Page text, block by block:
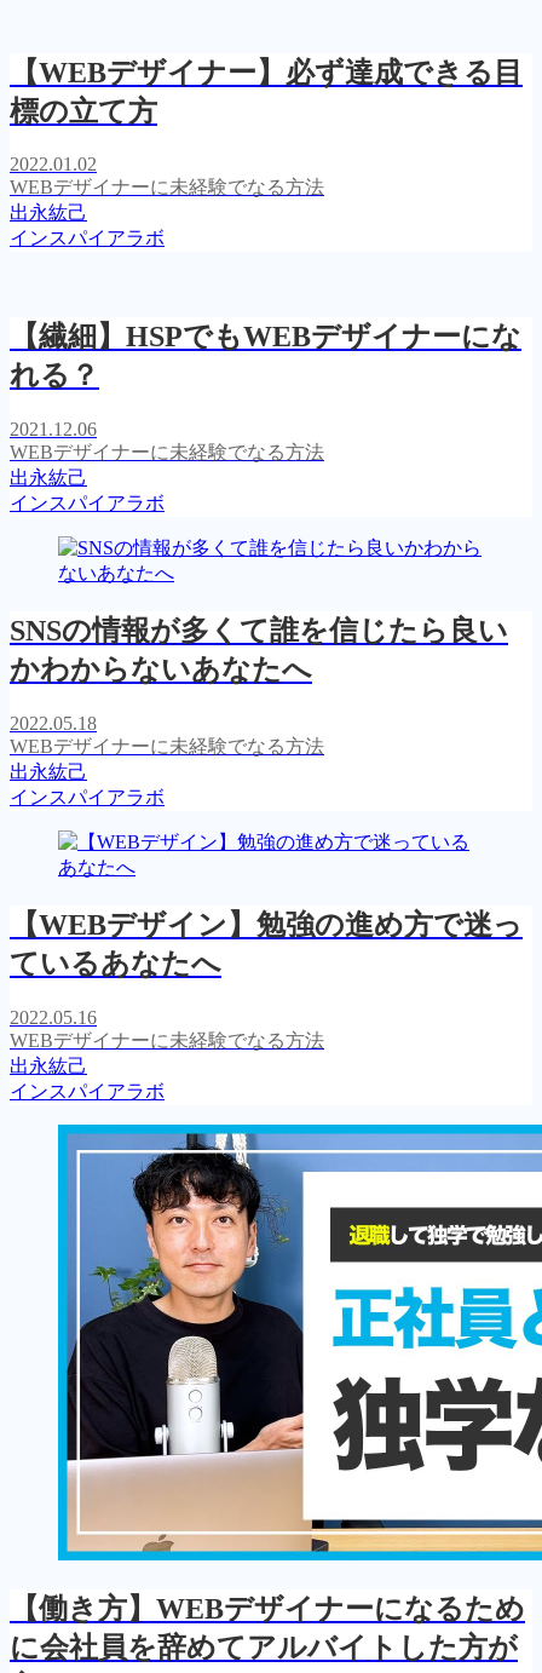
【WEBデザイナー】必ず達成できる目
標の立て方
2022.01.02
WEBデザイナーに未経験でなる方法
出永紘己
インスパイアラボ
【繊細】HSPでもWEBデザイナーにな
れる？
2021.12.06
WEBデザイナーに未経験でなる方法
出永紘己
インスパイアラボ
SNSの情報が多くて誰を信じたら良い
かわからないあなたへ
2022.05.18
WEBデザイナーに未経験でなる方法
出永紘己
インスパイアラボ
【WEBデザイン】勉強の進め方で迷っ
ているあなたへ
2022.05.16
WEBデザイナーに未経験でなる方法
出永紘己
インスパイアラボ
【働き方】WEBデザイナーになるため
に会社員を辞めてアルバイトした方が